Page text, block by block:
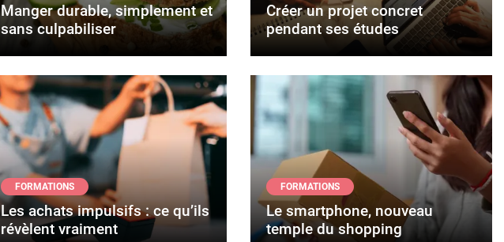
Manger durable, simplement et
sans culpabiliser
Créer un projet concret
pendant ses études
FORMATIONS
Les achats impulsifs : ce qu’ils
révèlent vraiment
FORMATIONS
Le smartphone, nouveau
temple du shopping